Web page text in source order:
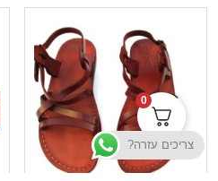
צריכים עזרה?
0